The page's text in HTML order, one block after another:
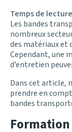
Temps de
Les bandes
nombreux
des matériaux et
Cependant, une
d’entretien
Dans cet article,
prendre en
bandes